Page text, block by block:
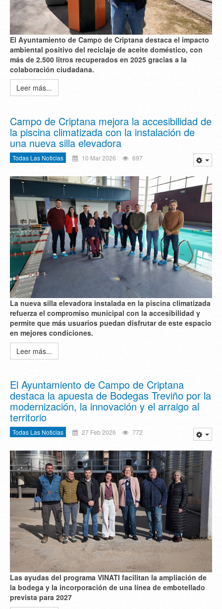
El Ayuntamiento de Campo de Criptana destaca el impacto
ambiental positivo del reciclaje de aceite doméstico, con
más de 2.500 litros recuperados en 2025 gracias a la
colaboración ciudadana.
Leer más...
Campo de Criptana mejora la accesibilidad de
la piscina climatizada con la instalación de
una nueva silla elevadora
Todas Las Noticias 10 Mar 2026 697
La nueva silla elevadora instalada en la piscina climatizada
refuerza el compromiso municipal con la accesibilidad y
permite que más usuarios puedan disfrutar de este espacio
en mejores condiciones.
Leer más...
El Ayuntamiento de Campo de Criptana
destaca la apuesta de Bodegas Treviño por la
modernización, la innovación y el arraigo al
territorio
Todas Las Noticias 27 Feb 2026 772
Las ayudas del programa VINATI facilitan la ampliación de
la bodega y la incorporación de una línea de embotellado
prevista para 2027